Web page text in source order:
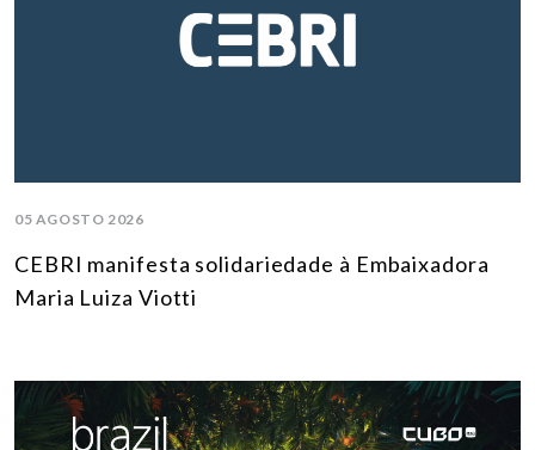
05 AGOSTO 2026
CEBRI manifesta solidariedade à Embaixadora
Maria Luiza Viotti